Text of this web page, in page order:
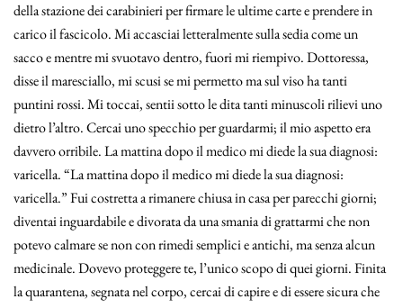
della stazione dei carabinieri per firmare le ultime carte e prendere in
carico il fascicolo. Mi accasciai letteralmente sulla sedia come un
sacco e mentre mi svuotavo dentro, fuori mi riempivo. Dottoressa,
disse il maresciallo, mi scusi se mi permetto ma sul viso ha tanti
puntini rossi. Mi toccai, sentii sotto le dita tanti minuscoli rilievi uno
dietro l’altro. Cercai uno specchio per guardarmi; il mio aspetto era
davvero orribile. La mattina dopo il medico mi diede la sua diagnosi:
varicella. “La mattina dopo il medico mi diede la sua diagnosi:
varicella.” Fui costretta a rimanere chiusa in casa per parecchi giorni;
diventai inguardabile e divorata da una smania di grattarmi che non
potevo calmare se non con rimedi semplici e antichi, ma senza alcun
medicinale. Dovevo proteggere te, l’unico scopo di quei giorni. Finita
la quarantena, segnata nel corpo, cercai di capire e di essere sicura che